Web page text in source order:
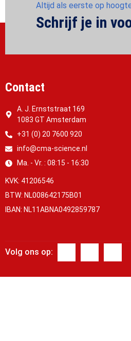
Altijd als eerste op
Schrijf je in
Contact
A. J. Ernststraat 169
1083 GT Amsterdam
+31 (0) 20 7600 920
info@cma-science.nl
Ma. - Vr. : 08:15 - 16:30
KVK: 41206546
BTW: NL008642175B01
IBAN: NL11ABNA0492859787
Volg ons op: